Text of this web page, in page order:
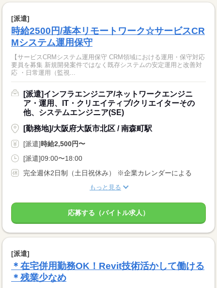
[派遣]
時給2500円/基本リモートワーク☆サービスCR
Mシステム運用保守
【サービスCRMシステム運用保守 CRM領域における運用・保守対応
要員を募集 新規開発案件ではなく既存システムの安定運用と改善対
応 ・日常運用（監視...
[派遣]インフラエンジニア/ネットワークエンジニ
ア・運用、IT・クリエイティブ/クリエイターその
他、システムエンジニア(SE)
[勤務地]/大阪府大阪市北区 / 南森町駅
[派遣]時給2,500円〜
[派遣]09:00〜18:00
完全週休2日制（土日祝休み） ※企業カレンダーによる
もっと見る
応募する（バイトル求人）
[派遣]
＊在宅併用勤務OK！Revit技術活かして働ける
＊残業少なめ